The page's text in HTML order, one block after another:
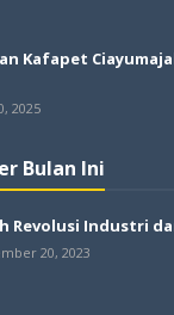
Kafapet
2025
Bulan Ini
Revolusi Industri
20, 2023